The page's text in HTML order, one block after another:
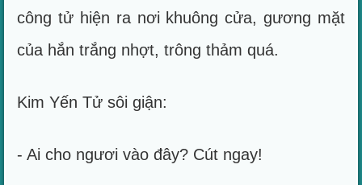
công tử hiện ra nơi khuông cửa, gương mặt
của hắn trắng nhợt, trông thảm quá.
Kim Yến Tử sôi giận:
- Ai cho ngươi vào đây? Cút ngay!